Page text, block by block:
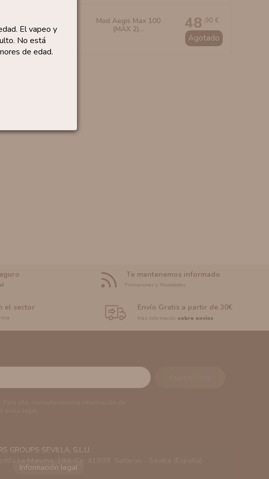
El vapeo y
No está
de edad.
Mod Aegis Max 100
(MAX 2)...
48 ,90 €
Agotado
Te mantenemos informado
Promociones y Novedades
el sector Envío Gratis a partir de 30€
Más información sobre envíos
GROUPS SEVILLA, S.L.U.
poder enviarle información comercial (Puede consultar como